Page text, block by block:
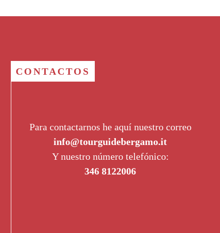
CONTACTOS
Para contactarnos he aquí nuestro correo
info@tourguidebergamo.it
Y nuestro número telefónico:
346 8122006